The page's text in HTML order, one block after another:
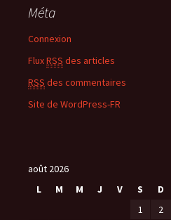
Méta
Connexion
FluxRSS des articles
RSS des commentaires
Site de WordPress-FR
août 2026
L
M M J V S D
1
2